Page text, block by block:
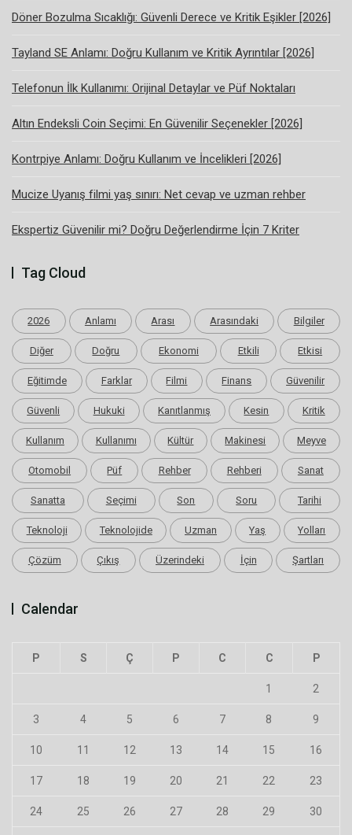
Döner Bozulma Sıcaklığı: Güvenli Derece ve Kritik Eşikler [2026]
Tayland SE Anlamı: Doğru Kullanım ve Kritik Ayrıntılar [2026]
Telefonun İlk Kullanımı: Orijinal Detaylar ve Püf Noktaları
Altın Endeksli Coin Seçimi: En Güvenilir Seçenekler [2026]
Kontrpiye Anlamı: Doğru Kullanım ve İncelikleri [2026]
Mucize Uyanış filmi yaş sınırı: Net cevap ve uzman rehber
Ekspertiz Güvenilir mi? Doğru Değerlendirme İçin 7 Kriter
Tag Cloud
2026 Anlamı Arası Arasındaki Bilgiler
Diğer Doğru Ekonomi Etkili Etkisi
Eğitimde Farklar Filmi Finans Güvenilir
Güvenli Hukuki Kanıtlanmış Kesin Kritik
Kullanım Kullanımı Kültür Makinesi Meyve
Otomobil Püf Rehber Rehberi Sanat
Sanatta Seçimi Son Soru Tarihi
Teknoloji Teknolojide Uzman Yaş Yolları
Çözüm Çıkış Üzerindeki İçin Şartları
Calendar
P S Ç P C C P
1 2
3 4 5 6 7 8 9
10 11 12 13 14 15 16
17 18 19 20 21 22 23
24 25 26 27 28 29 30